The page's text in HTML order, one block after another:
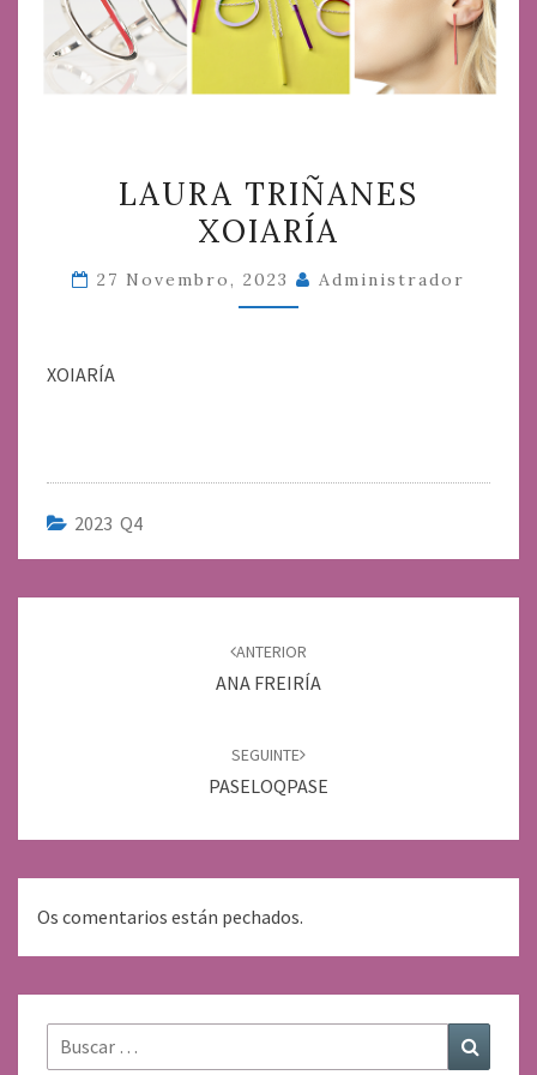
TRIÑANES
XOIARÍA
LAURA TRIÑANES
XOIARÍA
27 Novembro, 2023 Administrador
XOIARÍA
2023 Q4
ANTERIOR
ANA FREIRÍA
SEGUINTE
PASELOQPASE
Os comentarios están pechados.
Buscar: